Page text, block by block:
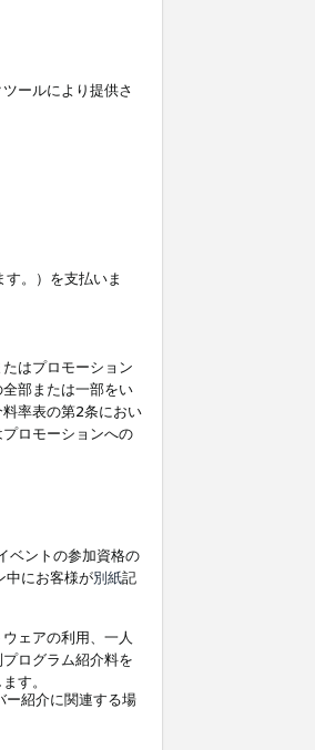
ールにより提供さ
す。）を支払いま
はプロモーション
部または一部をい
率表の第2条におい
ロモーションへの
ベントの参加資格の
中にお客様が別紙記
ェアの利用、一人
ログラム紹介料を
す。
ー紹介に関連する場